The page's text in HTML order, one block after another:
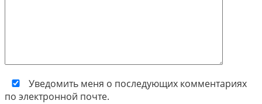
Уведомить меня о последующих комментариях
по электронной почте.